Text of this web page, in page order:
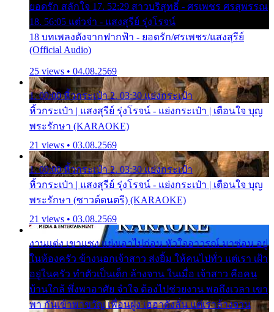
ยอดรัก สลักใจ 17. 52:29 สาวบริสุทธิ์ - ศรเพชร ศรสุพรรณ
18. 56:05 แต๋วจ๋า - แสงสุรีย์ รุ่งโรจน์
18 บทเพลงดังจากฟากฟ้า - ยอดรัก/ศรเพชร/แสงสุรีย์
(Official Audio)
25 views • 04.08.2569
1. 00:00 หิ้วกระเป๋า 2. 03:30 แย่งกระเป๋า
หิ้วกระเป๋า | แสงสุรีย์ รุ่งโรจน์ - แย่งกระเป๋า | เตือนใจ บุญ
พระรักษา (KARAOKE)
21 views • 03.08.2569
1. 00:00 หิ้วกระเป๋า 2. 03:30 แย่งกระเป๋า
หิ้วกระเป๋า | แสงสุรีย์ รุ่งโรจน์ - แย่งกระเป๋า | เตือนใจ บุญ
พระรักษา (ซาวด์ดนตรี) (KARAOKE)
21 views • 03.08.2569
งานแต่ง เขาแซง แย่งเอาไปก่อน หัวใจอาวรณ์ มาซ่อน อยู่
ในห้องครัว ข้างนอกเจ้าสาว ส่งยิ้ม ให้คนไปทั่ว แต่เรา เฝ้า
อยู่ในครัว ทำตัวเป็นเด็ก ล้างจาน ในเมื่อ เจ้าสาว คือคน
บ้านใกล้ พึ่งพาอาศัย จำใจ ต้องไปช่วยงาน พอถึงเวลา เขา
พา กันเข้าพาขวัญ เพื่อนฝูง เฮฮาดังลั่น แต่เราล้างจาน